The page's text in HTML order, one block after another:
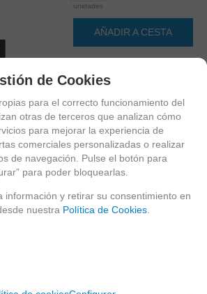
unidades
AÑADIR A CESTA
Familias relacionadas
Europa España
Sin Gluten / Gluten free
IPA (Indian Pale Ale)
Sin Gluten
de Cookies
para el correcto funcionamiento del
otras de terceros que analizan cómo
para mejorar la experiencia de
comerciales personalizadas o realizar
de navegación. Pulse el botón para
para poder bloquearlas.
información y retirar su consentimiento en
nuestra Política de Cookies